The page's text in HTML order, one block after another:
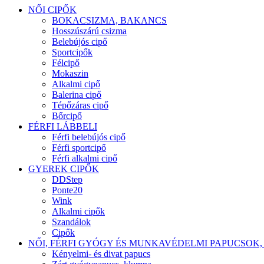
NŐI CIPŐK
BOKACSIZMA, BAKANCS
Hosszúszárú csizma
Belebújós cipő
Sportcipők
Félcipő
Mokaszin
Alkalmi cipő
Balerina cipő
Tépőzáras cipő
Bőrcipő
FÉRFI LÁBBELI
Férfi belebújós cipő
Férfi sportcipő
Férfi alkalmi cipő
GYEREK CIPŐK
DDStep
Ponte20
Wink
Alkalmi cipők
Szandálok
Cipők
NŐI, FÉRFI GYÓGY ÉS MUNKAVÉDELMI PAPUCSOK,
Kényelmi- és divat papucs